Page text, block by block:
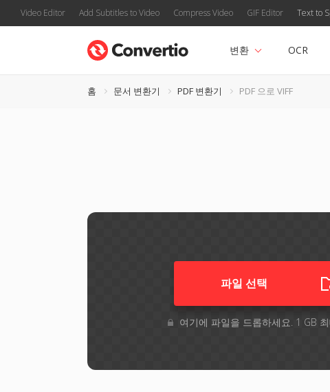
Video Editor Add Subtitles to Video Compress Video GIF Editor Text to
변환 OCR
홈 문서 변환기 PDF 변환기 PDF 으로 VIFF
파일 선택
여기에 파일을 드롭하세요. 1 GB